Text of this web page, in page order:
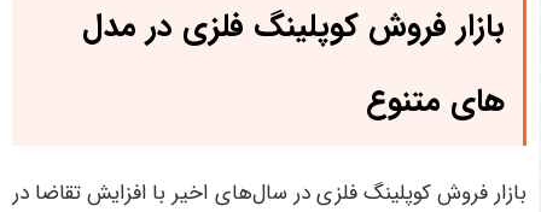
بازار فروش کوپلینگ فلزی در مدل
های متنوع
بازار فروش کوپلینگ فلزی در سال‌های اخیر با افزایش تقاضا در